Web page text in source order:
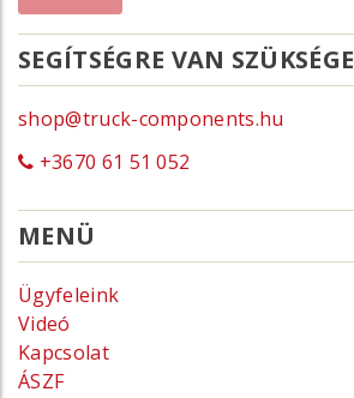
SEGÍTSÉGRE VAN SZÜKSÉGE
shop@truck-components.hu
+3670 61 51 052
MENÜ
Ügyfeleink
Videó
Kapcsolat
ÁSZF